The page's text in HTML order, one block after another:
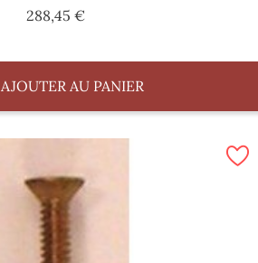
288,45 €Prix
AJOUTER AU PANIER